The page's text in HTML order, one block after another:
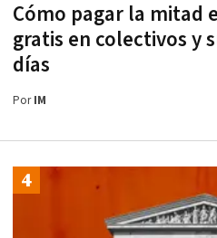
Cómo pagar la mitad
gratis en colectivos y
días
PorIM